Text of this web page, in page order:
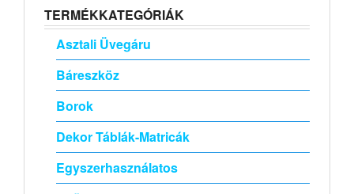
TERMÉKKATEGÓRIÁK
Asztali Üvegáru
Báreszköz
Borok
Dekor Táblák-Matricák
Egyszerhasználatos